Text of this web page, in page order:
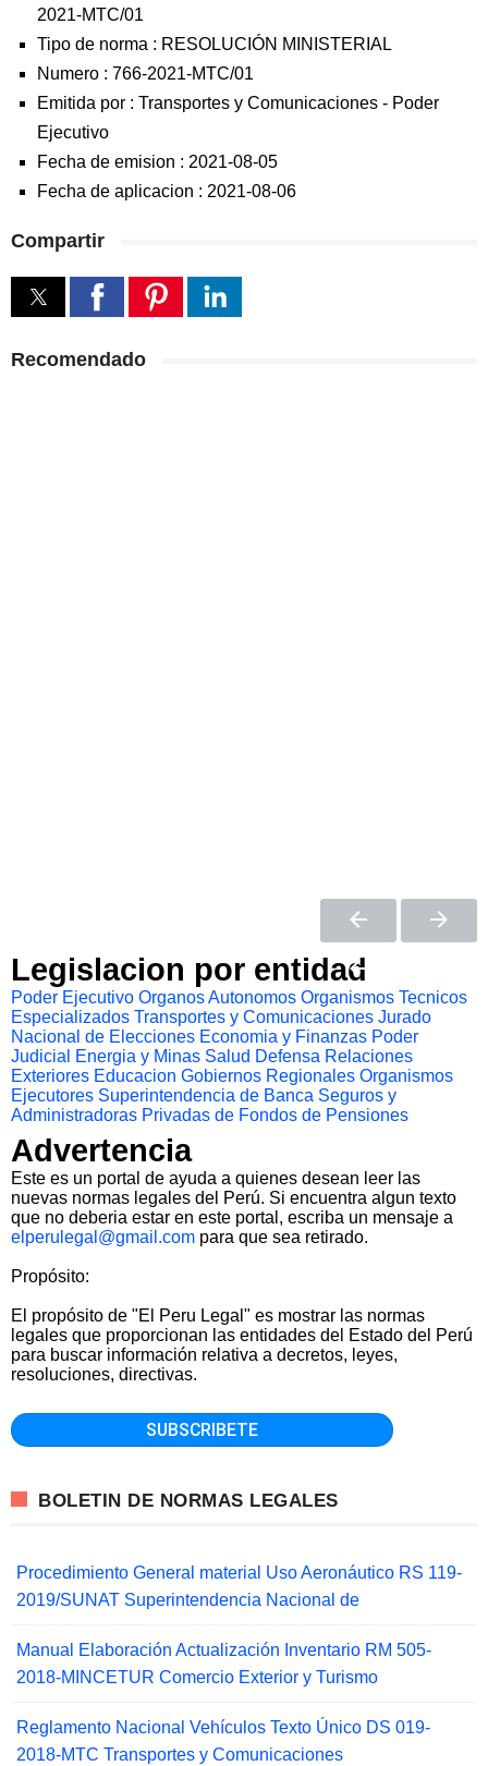
2021-MTC/01
Tipo de norma : RESOLUCIÓN MINISTERIAL
Numero : 766-2021-MTC/01
Emitida por : Transportes y Comunicaciones - Poder
Ejecutivo
Fecha de emision : 2021-08-05
Fecha de aplicacion : 2021-08-06
Compartir
Recomendado
Legislacion por entidad
Poder Ejecutivo Organos Autonomos Organismos Tecnicos
Especializados Transportes y Comunicaciones Jurado
Nacional de Elecciones Economia y Finanzas Poder
Judicial
Energia y Minas Salud Defensa Relaciones
Exteriores Educacion Gobiernos Regionales Organismos
Ejecutores Superintendencia de Banca Seguros y
Administradoras Privadas de Fondos de Pensiones
Advertencia
Este es un portal de ayuda a quienes desean leer las
nuevas normas legales del Perú. Si encuentra algun texto
que no deberia estar en este portal, escriba un mensaje a
elperulegal@gmail.com para que sea retirado.
Propósito:
El propósito de "El Peru Legal" es mostrar las normas
legales que proporcionan las entidades del Estado del Perú
para buscar información relativa a decretos, leyes,
resoluciones, directivas.
BOLETIN DE NORMAS LEGALES
Procedimiento General material Uso Aeronáutico RS 119-
2019/SUNAT Superintendencia Nacional de
Manual Elaboración Actualización Inventario RM 505-
2018-MINCETUR Comercio Exterior y Turismo
Reglamento Nacional Vehículos Texto Único DS 019-
2018-MTC Transportes y Comunicaciones